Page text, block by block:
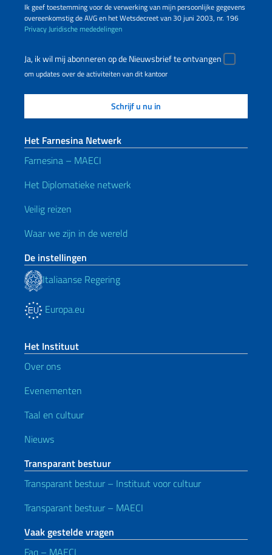
Ik geef toestemming voor de verwerking van mijn persoonlijke gegevens
overeenkomstig de AVG en het Wetsdecreet van 30 juni 2003, nr. 196
Privacy Juridische mededelingen
Ja, ik wil mij abonneren op de Nieuwsbrief te ontvangen
om updates over de activiteiten van dit kantoor
Het Farnesina Netwerk
Farnesina – MAECI
Het Diplomatieke netwerk
Veilig reizen
Waar we zijn in de wereld
De instellingen
Italiaanse Regering
Europa.eu
Het Instituut
Over ons
Evenementen
Taal en cultuur
Nieuws
Transparant bestuur
Transparant bestuur – Instituut voor cultuur
Transparant bestuur – MAECI
Vaak gestelde vragen
Faq – MAECI